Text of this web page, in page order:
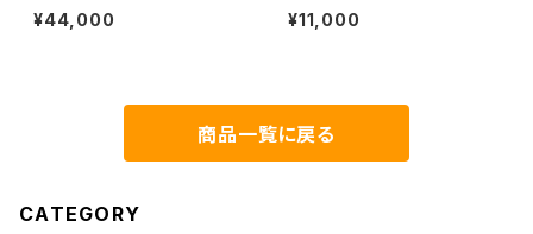
P-510N MP 46 48 BJクラシ
ック アセテート
¥44,000 ¥11,000
商品一覧に戻る
CATEGORY